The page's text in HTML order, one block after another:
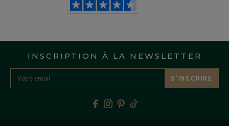
INSCRIPTION À LA NEWSLETTER
S’INSCRIRE